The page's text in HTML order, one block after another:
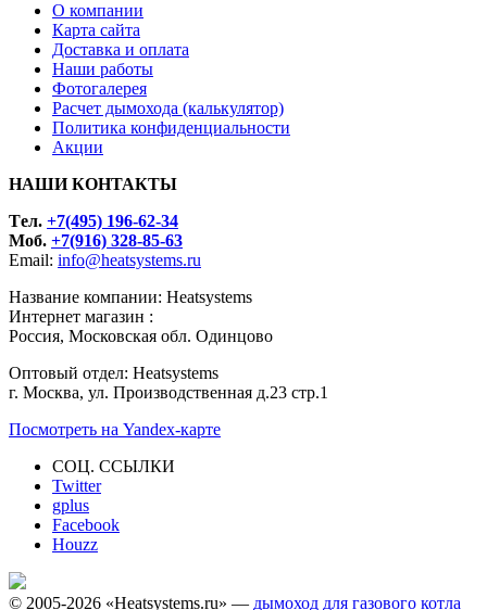
О компании
Карта сайта
Доставка и оплата
Наши работы
Фотогалерея
Расчет дымохода (калькулятор)
Политика конфиденциальности
Акции
НАШИ КОНТАКТЫ
Tел. +7(495) 196-62-34
Моб. +7(916) 328-85-63
Email: info@heatsystems.ru
Название компании: Heatsystems
Интернет магазин :
Россия, Московская обл. Одинцово
Оптовый отдел: Heatsystems
г. Москва, ул. Производственная д.23 стр.1
Посмотреть на Yandex-карте
СОЦ. ССЫЛКИ
Twitter
gplus
Facebook
Houzz
© 2005-2026 «Heatsystems.ru» — дымоход для газового котла